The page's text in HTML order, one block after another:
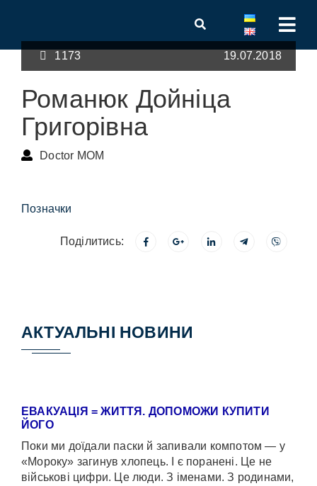
1173 19.07.2018
Романюк Дойніца
Григорівна
Doctor MOM
Позначки
Поділитись:
АКТУАЛЬНІ НОВИНИ
ЕВАКУАЦІЯ = ЖИТТЯ. ДОПОМОЖИ КУПИТИ
ЙОГО
Поки ми доїдали паски й запивали компотом — у
«Мороку» загинув хлопець. І є поранені. Це не
військові цифри. Це люди. З іменами. З родинами,